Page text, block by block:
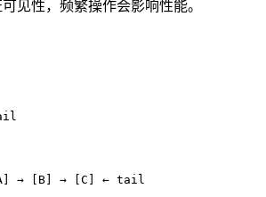
见性，频繁操作会影响性能。
→ [B] → [C] ← tail